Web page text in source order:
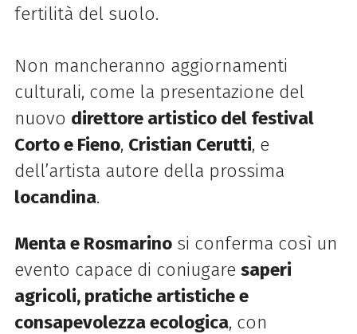
fertilità del suolo.
Non mancheranno aggiornamenti
culturali, come la presentazione del
nuovo direttore artistico del festival
Corto e Fieno, Cristian Cerutti, e
dell’artista autore della prossima
locandina.
Menta e Rosmarinosi conferma così un
evento capace di coniugare saperi
agricoli, pratiche artistiche e
consapevolezza ecologica, con